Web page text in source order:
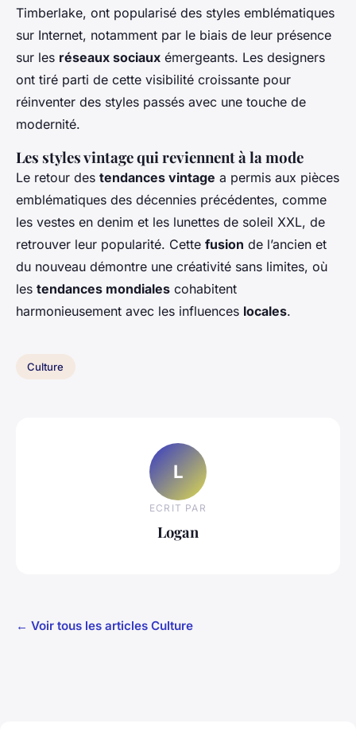
Timberlake, ont popularisé des styles emblématiques
sur Internet, notamment par le biais de leur présence
sur les réseaux sociaux émergeants. Les designers
ont tiré parti de cette visibilité croissante pour
réinventer des styles passés avec une touche de
modernité.
Les styles vintage qui reviennent à la mode
Le retour des tendances vintage a permis aux pièces
emblématiques des décennies précédentes, comme
les vestes en denim et les lunettes de soleil XXL, de
retrouver leur popularité. Cette fusion de l’ancien et
du nouveau démontre une créativité sans limites, où
les tendances mondiales cohabitent
harmonieusement avec les influences locales.
Culture
L
ECRIT PAR
Logan
← Voir tous les articles Culture